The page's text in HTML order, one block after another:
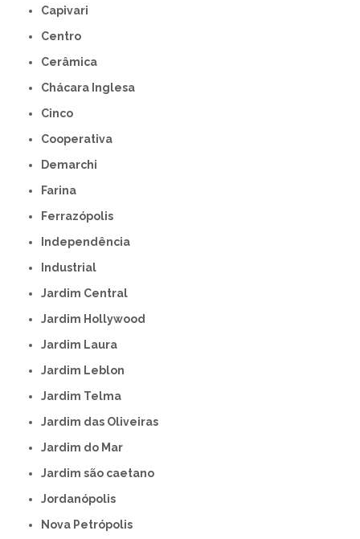
Capivari
Centro
Cerâmica
Chácara Inglesa
Cinco
Cooperativa
Demarchi
Farina
Ferrazópolis
Independência
Industrial
Jardim Central
Jardim Hollywood
Jardim Laura
Jardim Leblon
Jardim Telma
Jardim das Oliveiras
Jardim do Mar
Jardim são caetano
Jordanópolis
Nova Petrópolis